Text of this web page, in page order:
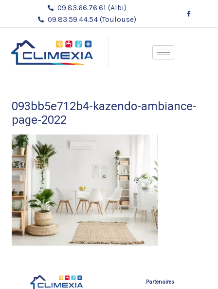
contenu
09.83.66.76.61 (Albi)
09.83.59.44.54 (Toulouse)
093bb5e712b4-kazendo-ambiance-
page-2022
Partenaires